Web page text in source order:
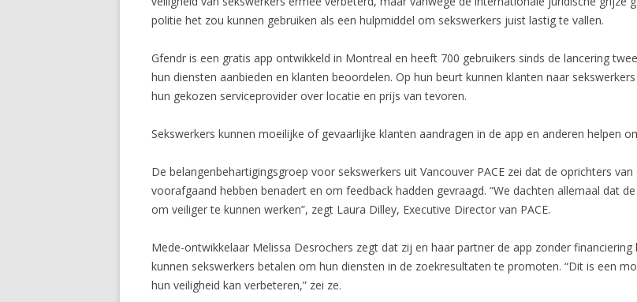
politie het zou kunnen gebruiken als een hulpmiddel om sekswerkers juist lastig te vallen.
Gfendr is een gratis app ontwikkeld in Montreal en heeft 700 gebruikers sinds de lancering
hun diensten aanbieden en klanten beoordelen. Op hun beurt kunnen klanten naar
hun gekozen serviceprovider over locatie en prijs van tevoren.
Sekswerkers kunnen moeilijke of gevaarlijke klanten aandragen in de app en anderen helpen
De belangenbehartigingsgroep voor sekswerkers uit Vancouver PACE zei dat de oprichters
voorafgaand hebben benadert en om feedback hadden gevraagd. “We dachten allemaal dat
om veiliger te kunnen werken”, zegt Laura Dilley, Executive Director van PACE.
Mede-ontwikkelaar Melissa Desrochers zegt dat zij en haar partner de app zonder
kunnen sekswerkers betalen om hun diensten in de zoekresultaten te promoten. “Dit is een
hun veiligheid kan verbeteren,” zei ze.